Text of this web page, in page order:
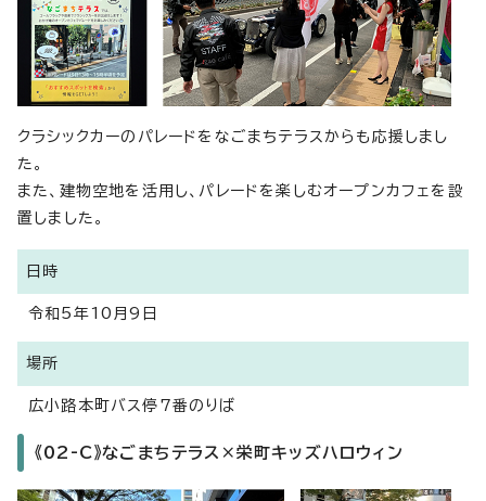
クラシックカーのパレードをなごまちテラスからも応援しまし
た。
また、建物空地を活用し、パレードを楽しむオープンカフェを設
置しました。
日時
令和5年10月9日
場所
広小路本町バス停7番のりば
《02-C》なごまちテラス×栄町キッズハロウィン